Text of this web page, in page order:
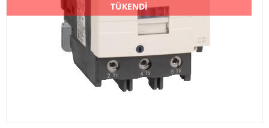
TÜKENDİ